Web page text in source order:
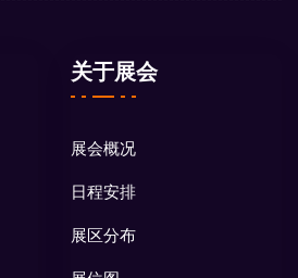
关于展会
展会概况
日程安排
展区分布